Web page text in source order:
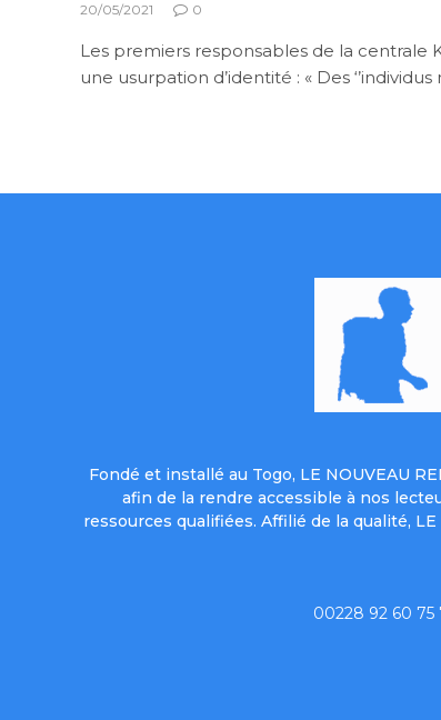
20/05/2021 0
Les premiers responsables de la
une usurpation d’identité : « Des
Fondé et installé au Togo, LE NOUVEAU
afin de la rendre accessible à nos
ressources qualifiées. Affilié de la qualité,
00228 92 60 75